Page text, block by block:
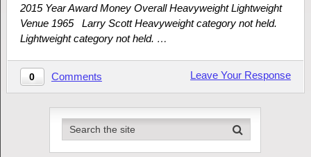
2015 Year Award Money Overall Heavyweight Lightweight
Venue 1965 Larry Scott Heavyweight category not held.
Lightweight category not held. …
0 Comments Leave Your Response